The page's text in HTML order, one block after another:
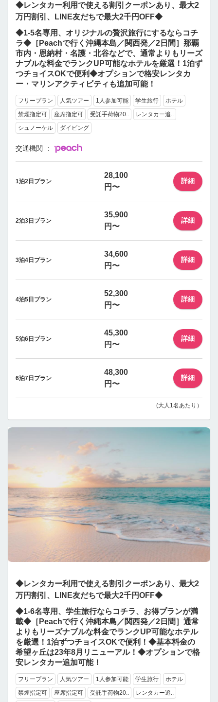
◆レンタカー利用で使える割引クーポンあり、最大2
万円割引、LINE友だちで最大2千円OFF◆
◆1-5名専用、オリジナルの贅沢旅行にするならコチ
ラ◆［Peachで行く沖縄本島／関西発／2日間］那覇
市内・恩納村・名護・北谷などで、通常よりもリーズ
ナブルな料金でランクUP可能なホテルを厳選！1泊ず
つチョイスOKで便利◆オプションで格安レンタカ
ー・マリンアクティビティも追加可能！
フリープラン 人気ツアー 1人参加可能 学生旅行
ホテル
禁煙指定可
座席指定可 受託手荷物20..
レンタカー追..
シュノーケル
ダイビング
交通機関
1泊2日プラン
28,100
円〜
詳細
2泊3日プラン
35,900
円〜
詳細
3泊4日プラン
34,600
円〜
詳細
4泊5日プラン
52,300
円〜
詳細
5泊6日プラン
45,300
円〜
詳細
6泊7日プラン
48,300
円〜
詳細
(大人1名あたり）
◆レンタカー利用で使える割引クーポンあり、最大2
万円割引、LINE友だちで最大2千円OFF◆
◆1-6名専用、学生旅行ならコチラ、お得プランが満
載◆［Peachで行く沖縄本島／関西発／2日間］通常
よりもリーズナブルな料金でランクUP可能なホテル
を厳選！1泊ずつチョイスOKで便利！◆基本料金の
希望ヶ丘は23年8月リニューアル！◆オプションで格
安レンタカー追加可能！
フリープラン 人気ツアー 1人参加可能 学生旅行
ホテル
禁煙指定可
座席指定可 受託手荷物20.. レンタカー追..